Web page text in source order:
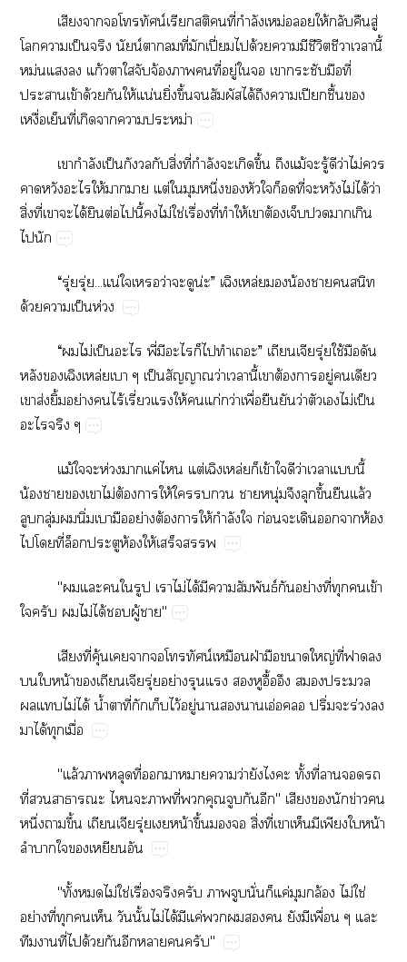
​​​​น์​​​​ี่​ำ​ม่​​ให้​​​ู่​
​​ป็​​น์​​​ี่​​ปี่​​ด้​​​ี​​​​ี้​
ม่​​​ก้​​​​จ้​​​ี่​ู่​​​​​​ี่​
​ข้​ด้​​ให้​น่​ิ่​ึ้​​​ได้​​​ปี​ื้​​
ื่​​ี่​​​​ม่
​ำ​ป็​​​ิ่​ี่​ำ​​​ึ้​​ม้​​ู้​​ว่​ไม่​​
​​​ให้​​​ต่​​​ึ่​​​​​​ี่​​​ไม่​ได้​ว่​
ิ่​ี่​​​ได้​​ต่​​ี้​​ไม่​ใช่​ื่​ี่​​ให้​​ต้​​​​​
​
“​ุ่​ุ่...น่​​​ว่​​น่”​ล่​น้​​​​
ด้​​ป็​ห่
“​​ไม่​ป็​​ี่​​​​​​”​ุ่​ใช้​​​
​ล่​ป็​​ว่​​ี้​​ต้​​ู่​​​
​ส่​ิ้​ย่​​ไร้​ี่​ให้​​ก่​ว่​ื่​​​ว่​​​ไม่​ป็​
​
ม้​​​ห่​​ค่​​ต่ล่​ข้​​​ว่​​​ี้​
น้​​​​ไม่​ต้​​ให้​​​​​ุ่​​​ึ้​​ล้​
​ุ่​​ิ่​​​ย่​ต้​​ให้​ำ​​ก่​​​​​ห้​
​​ี่​​ห้​ให้​​
"​​​​​​ไม่​ได้​​​ธ์​​ย่​ี่​​​ข้​
​​​ไม่​ได้​​ู้​"
​ี่​ุ้​​​​​น์​​ฝ่​​​ญ่​ี่​​​
​​น้​ุ่​ย่​​​​​ื้​​​​
​​ไม่​ได้​น้ำ​​ี่​​​ไว้​ู่​​​​อ่​​ปิ่​​ร่​​
​ได้​​ื่
"ล้​​​ี่​​​​​ว่​​​​ั้​ี่​​​​
ี่​​​​​​ี่​​​​​"​​​​ข่​​
ึ่​​ึ้​ุ่​​น้​ึ้​​​ิ่​ี่​​​​​​น้​
​​​​
"ั้​​ไม่​ใช่​ื่​​​​​ั่​​ค่​​ล้​ไม่​ใช่​
ย่​ี่​​​​​ั้​ไม่​ได้​​ค่​​​​​​​ื่​​
​​ี่​​ด้​​​​​"